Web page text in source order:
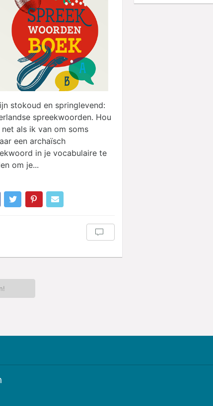
stokoud en springlevend:
spreekwoorden. Hou
net als ik van om soms
een archaïsch
in je vocabulaire te
om je...